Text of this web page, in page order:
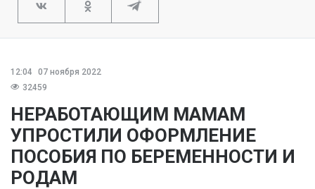
12:04
07 ноября 2022
32459
НЕРАБОТАЮЩИМ МАМАМ
УПРОСТИЛИ ОФОРМЛЕНИЕ
ПОСОБИЯ ПО БЕРЕМЕННОСТИ И
РОДАМ